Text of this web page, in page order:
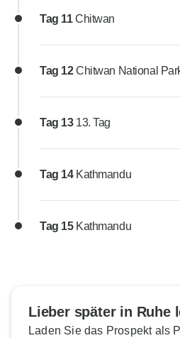
Tag 11Chitwan
Tag 12Chitwan National
Tag 13 13. Tag
Tag 14 Kathmandu
Tag 15 Kathmandu
Lieber später in Ruhe
Laden Sie das Prospekt als